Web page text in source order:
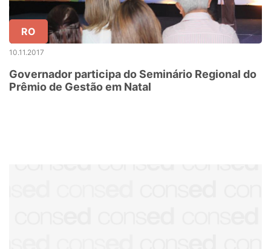
RO
10.11.2017
Governador participa do Seminário Regional do
Prêmio de Gestão em Natal